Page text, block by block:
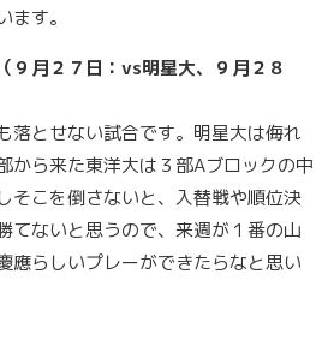
す。
月２７日：vs明星大、９月２８
落とせない試合です。明星大は侮れ
から来た東洋大は３部Aブロックの中
そこを倒さないと、入替戦や順位決
てないと思うので、来週が１番の山
應らしいプレーができたらなと思い